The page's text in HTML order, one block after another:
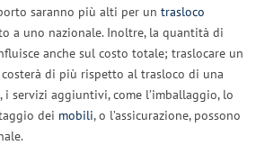
saranno più alti per un trasloco
a uno nazionale. Inoltre, la quantità di
anche sul costo totale; traslocare un
di più rispetto al trasloco di una
i servizi aggiuntivi, come l’imballaggio, lo
dei mobili, o l’assicurazione, possono